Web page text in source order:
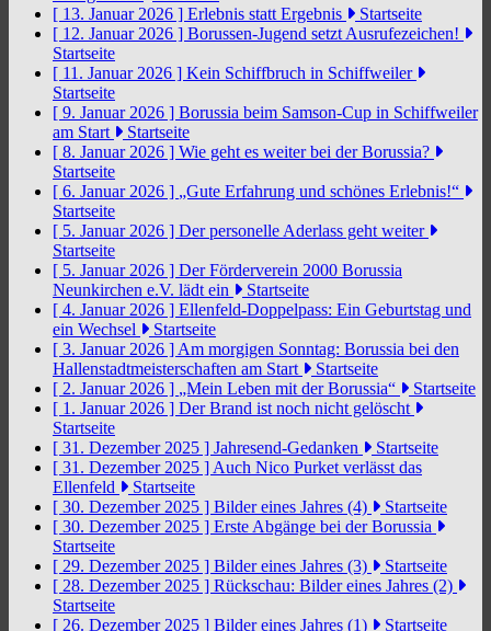
[ 13. Januar 2026 ] Erlebnis statt Ergebnis
Startseite
[ 12. Januar 2026 ] Borussen-Jugend setzt Ausrufezeichen!
Startseite
[ 11. Januar 2026 ] Kein Schiffbruch in Schiffweiler
Startseite
[ 9. Januar 2026 ] Borussia beim Samson-Cup in Schiffweiler
am Start
Startseite
[ 8. Januar 2026 ] Wie geht es weiter bei der Borussia?
Startseite
[ 6. Januar 2026 ] „Gute Erfahrung und schönes Erlebnis!“
Startseite
[ 5. Januar 2026 ] Der personelle Aderlass geht weiter
Startseite
[ 5. Januar 2026 ] Der Förderverein 2000 Borussia
Neunkirchen e.V. lädt ein
Startseite
[ 4. Januar 2026 ] Ellenfeld-Doppelpass: Ein Geburtstag und
ein Wechsel
Startseite
[ 3. Januar 2026 ] Am morgigen Sonntag: Borussia bei den
Hallenstadtmeisterschaften am Start
Startseite
[ 2. Januar 2026 ] „Mein Leben mit der Borussia“
Startseite
[ 1. Januar 2026 ] Der Brand ist noch nicht gelöscht
Startseite
[ 31. Dezember 2025 ] Jahresend-Gedanken
Startseite
[ 31. Dezember 2025 ] Auch Nico Purket verlässt das
Ellenfeld
Startseite
[ 30. Dezember 2025 ] Bilder eines Jahres (4)
Startseite
[ 30. Dezember 2025 ] Erste Abgänge bei der Borussia
Startseite
[ 29. Dezember 2025 ] Bilder eines Jahres (3)
Startseite
[ 28. Dezember 2025 ] Rückschau: Bilder eines Jahres (2)
Startseite
[ 26. Dezember 2025 ] Bilder eines Jahres (1)
Startseite